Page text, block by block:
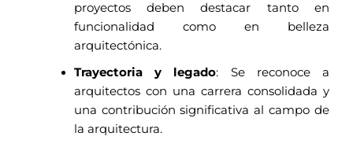
proyectos deben destacar tanto en
funcionalidad como en belleza
arquitectónica.
Trayectoria y legado: Se reconoce a
arquitectos con una carrera consolidada y
una contribución significativa al campo de
la arquitectura.